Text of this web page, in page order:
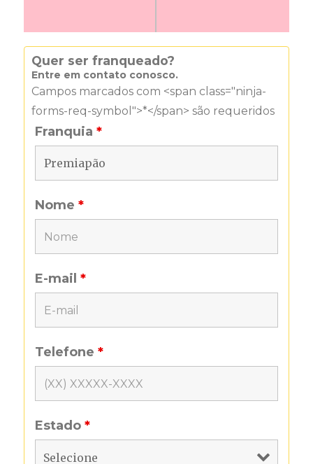
Quer ser franqueado?
Entre em contato conosco.
Campos marcados com <span class="ninja-
forms-req-symbol">*</span> são requeridos
Franquia*
Nome*
E-mail*
Telefone*
Estado*